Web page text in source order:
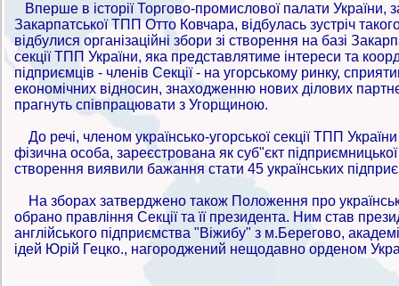
Вперше в історії Торгово-промислової палати України,
Закарпатської ТПП Отто Ковчара, відбулась зустріч
відбулися організаційні збори зі створення на базі
секції ТПП України, яка представлятиме інтереси та
підприємців - членів Секції - на угорському ринку,
економічних відносин, знаходженню нових ділових
прагнуть співпрацювати з Угорщиною.
До речі, членом українсько-угорської секції ТПП
фізична особа, зареєстрована як суб"єкт підприємницької
створення виявили бажання стати 45 українських
На зборах затверджено також Положення про
обрано правління Секції та її президента. Ним став
англійського підприємства "Віжибу" з м.Берегово,
ідей Юрій Гецко., нагороджений нещодавно орденом